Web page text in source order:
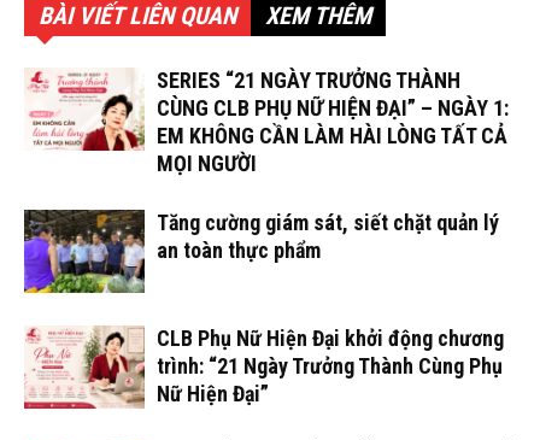
BÀI VIẾT LIÊN QUAN XEM THÊM
SERIES “21 NGÀY TRƯỞNG THÀNH
CÙNG CLB PHỤ NỮ HIỆN ĐẠI” – NGÀY 1:
EM KHÔNG CẦN LÀM HÀI LÒNG TẤT CẢ
MỌI NGƯỜI
Tăng cường giám sát, siết chặt quản lý
an toàn thực phẩm
CLB Phụ Nữ Hiện Đại khởi động chương
trình: “21 Ngày Trưởng Thành Cùng Phụ
Nữ Hiện Đại”